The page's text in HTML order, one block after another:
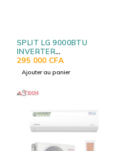
SPLIT LG 9000BTU
INVERTER
S4Q09WA5QA DUEL
295 000 CFA
Ajouter au panier